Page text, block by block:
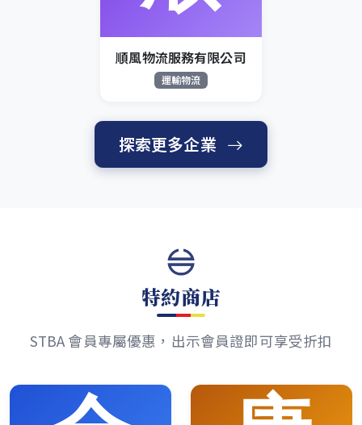
順風物流服務有限公司
運輸物流
探索更多企業
特約商店
STBA 會員專屬優惠，出示會員證即可享受折扣